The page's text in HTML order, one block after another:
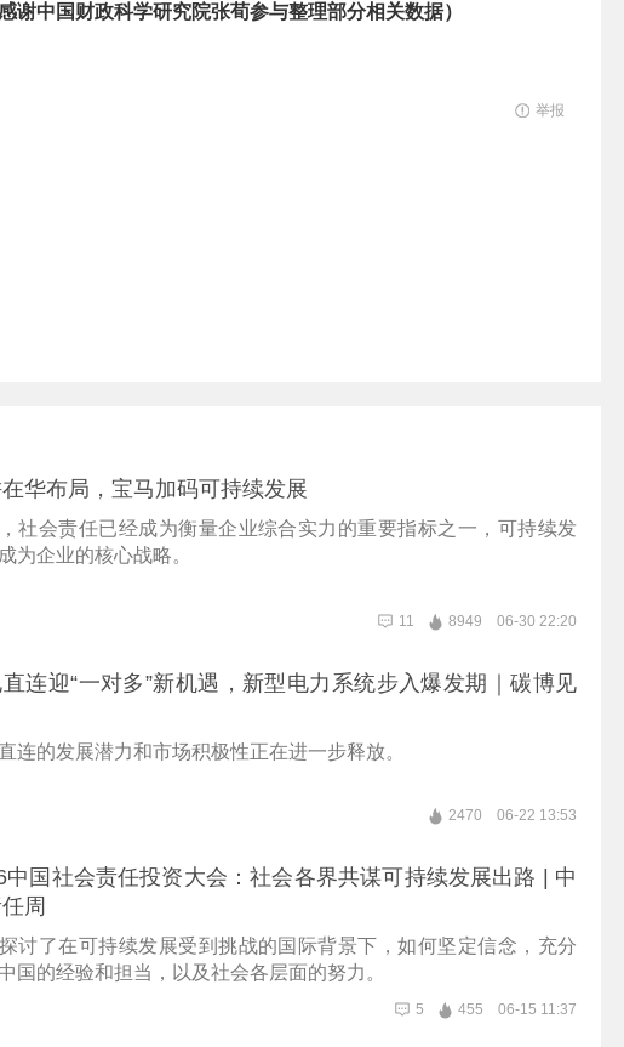
谢中国财政科学研究院张荀参与整理部分相关数据）
举报
华布局，宝马加码可持续发展
社会责任已经成为衡量企业综合实力的重要指标之一，可持续发
为企业的核心战略。
11 8949 06-30 22:20
连迎“一对多”新机遇，新型电力系统步入爆发期｜碳博见
连的发展潜力和市场积极性正在进一步释放。
2470 06-22 13:53
中国社会责任投资大会：社会各界共谋可持续发展出路 | 中
周
讨了在可持续发展受到挑战的国际背景下，如何坚定信念，充分
国的经验和担当，以及社会各层面的努力。
5 455 06-15 11:37